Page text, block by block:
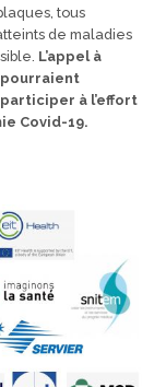
tous
de maladies
L’appel à
à l’effort
Covid-19.